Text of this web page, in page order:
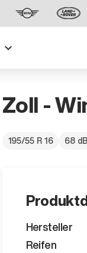
Zoll -
195/55 R 16 68 dB
Hersteller
Reifen